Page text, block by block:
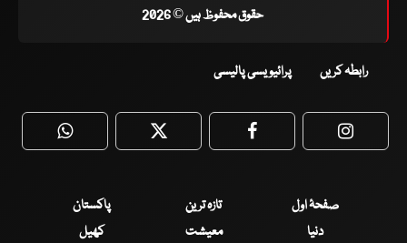
حقوق محفوظ ہیں © 2026
رابطہ کریں پرائیویسی پالیسی
WhatsApp Twitter Facebook
صفحۂ اول تازہ ترین
پاکستان
دنیا
معیشت کھیل